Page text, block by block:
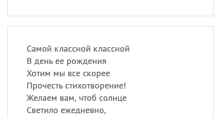
Самой классной классной
В день ее рождения
Хотим мы все скорее
Прочесть стихотворение!
Желаем вам, чтоб солнце
Светило ежедневно,